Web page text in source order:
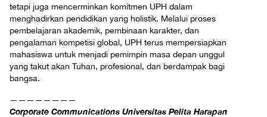
tetapi juga mencerminkan komitmen UPH dalam
menghadirkan pendidikan yang holistik. Melalui proses
pembelajaran akademik, pembinaan karakter, dan
pengalaman kompetisi global, UPH terus mempersiapkan
mahasiswa untuk menjadi pemimpin masa depan unggul
yang takut akan Tuhan, profesional, dan berdampak bagi
bangsa.
————————
Corporate Communications Universitas Pelita Harapan